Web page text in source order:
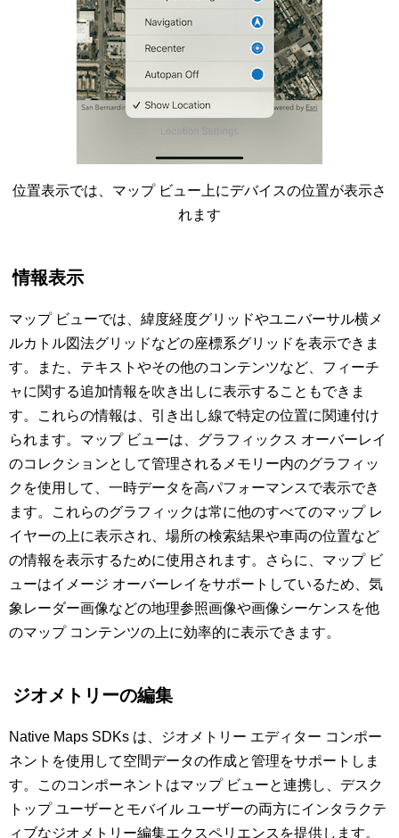
位置表示では、マップ ビュー上にデバイスの位置が表示さ
れます
情報表示
マップ ビューでは、緯度経度グリッドやユニバーサル横メ
ルカトル図法グリッドなどの座標系グリッドを表示できま
す。また、テキストやその他のコンテンツなど、フィーチ
ャに関する追加情報を吹き出しに表示することもできま
す。これらの情報は、引き出し線で特定の位置に関連付け
られます。マップ ビューは、グラフィックス オーバーレイ
のコレクションとして管理されるメモリー内のグラフィッ
クを使用して、一時データを高パフォーマンスで表示でき
ます。これらのグラフィックは常に他のすべてのマップ レ
イヤーの上に表示され、場所の検索結果や車両の位置など
の情報を表示するために使用されます。さらに、マップ ビ
ューはイメージ オーバーレイをサポートしているため、気
象レーダー画像などの地理参照画像や画像シーケンスを他
のマップ コンテンツの上に効率的に表示できます。
ジオメトリーの編集
Native Maps SDKs は、ジオメトリー エディター コンポー
ネントを使用して空間データの作成と管理をサポートしま
す。このコンポーネントはマップ ビューと連携し、デスク
トップ ユーザーとモバイル ユーザーの両方にインタラクテ
ィブなジオメトリー編集エクスペリエンスを提供します。